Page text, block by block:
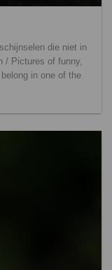
die niet in
/ Pictures of funny,
in one of the